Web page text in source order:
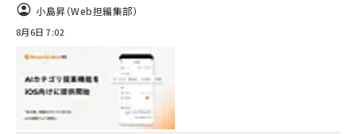
小島昇（Web担編集部）
8月6日 7:02